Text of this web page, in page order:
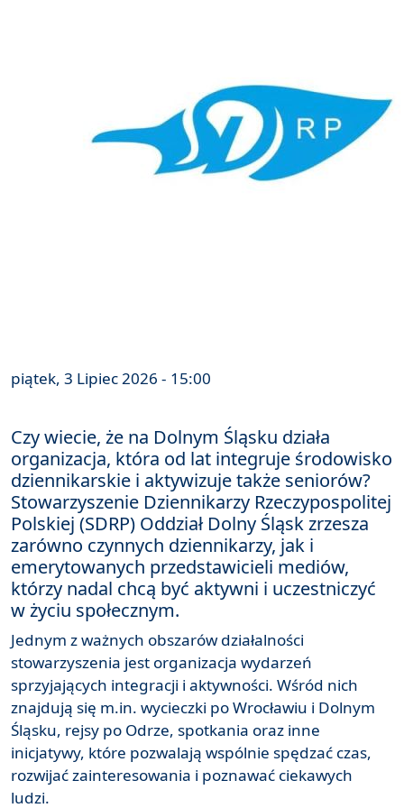
piątek, 3 Lipiec 2026 - 15:00
Czy wiecie, że na Dolnym Śląsku działa
organizacja, która od lat integruje środowisko
dziennikarskie i aktywizuje także seniorów?
Stowarzyszenie Dziennikarzy Rzeczypospolitej
Polskiej (SDRP) Oddział Dolny Śląsk zrzesza
zarówno czynnych dziennikarzy, jak i
emerytowanych przedstawicieli mediów,
którzy nadal chcą być aktywni i uczestniczyć
w życiu społecznym.
Jednym z ważnych obszarów działalności
stowarzyszenia jest organizacja wydarzeń
sprzyjających integracji i aktywności. Wśród nich
znajdują się m.in. wycieczki po Wrocławiu i Dolnym
Śląsku, rejsy po Odrze, spotkania oraz inne
inicjatywy, które pozwalają wspólnie spędzać czas,
rozwijać zainteresowania i poznawać ciekawych
ludzi.